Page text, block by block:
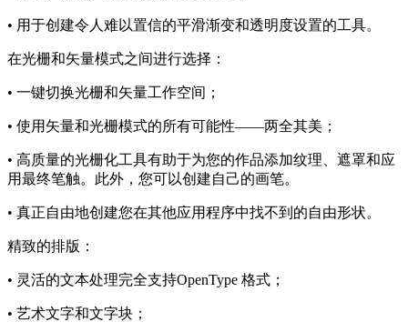
• 用于创建令人难以置信的平滑渐变和透明度设置的工具。
在光栅和矢量模式之间进行选择：
• 一键切换光栅和矢量工作空间；
• 使用矢量和光栅模式的所有可能性——两全其美；
• 高质量的光栅化工具有助于为您的作品添加纹理、遮罩和应
用最终笔触。此外，您可以创建自己的画笔。
• 真正自由地创建您在其他应用程序中找不到的自由形状。
精致的排版：
• 灵活的文本处理完全支持OpenType 格式；
• 艺术文字和文字块；